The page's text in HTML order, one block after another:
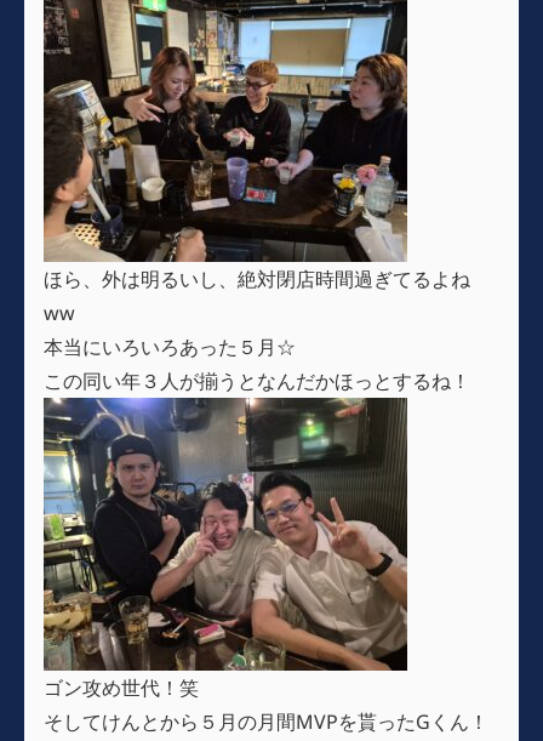
ほら、外は明るいし、絶対閉店時間過ぎてるよね
ww
本当にいろいろあった５月☆
この同い年３人が揃うとなんだかほっとするね！
ゴン攻め世代！笑
そしてけんとから５月の月間MVPを貰ったGくん！